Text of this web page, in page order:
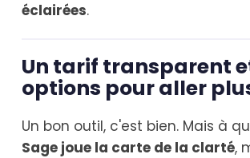
éclairées.
Un tarif transparent
options pour aller
Un bon outil, c'est bien. Mais à
Sage joue la carte de la clarté,